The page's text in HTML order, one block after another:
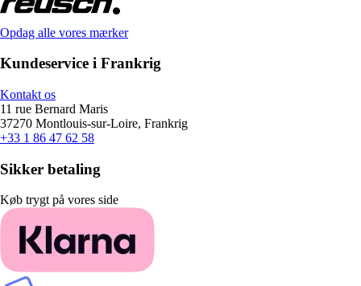
Opdag alle vores mærker
Kundeservice i Frankrig
Kontakt os
11 rue Bernard Maris
37270 Montlouis-sur-Loire, Frankrig
+33 1 86 47 62 58
Sikker betaling
Køb trygt på vores side